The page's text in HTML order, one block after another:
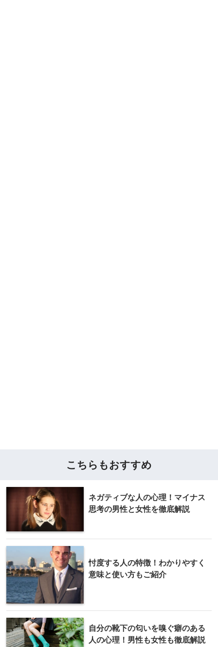
こちらもおすすめ
ネガティブな人の心理！マイナス
思考の男性と女性を徹底解説
忖度する人の特徴！わかりやすく
意味と使い方もご紹介
自分の靴下の匂いを嗅ぐ癖のある
人の心理！男性も女性も徹底解説